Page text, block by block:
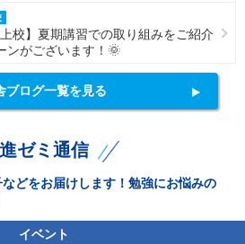
校】夏期講習での取り組みをご紹介
ンがございます！🌞
ブログ一覧を見る
進ゼミ通信
どをお届けします！勉強にお悩みの
イベント